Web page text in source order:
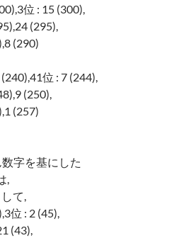
位 : 15 (300),
(295),
(290)
位 : 7 (244),
(250),
(257)
字を基にした
,
て,
位 : 2 (45),
(43),